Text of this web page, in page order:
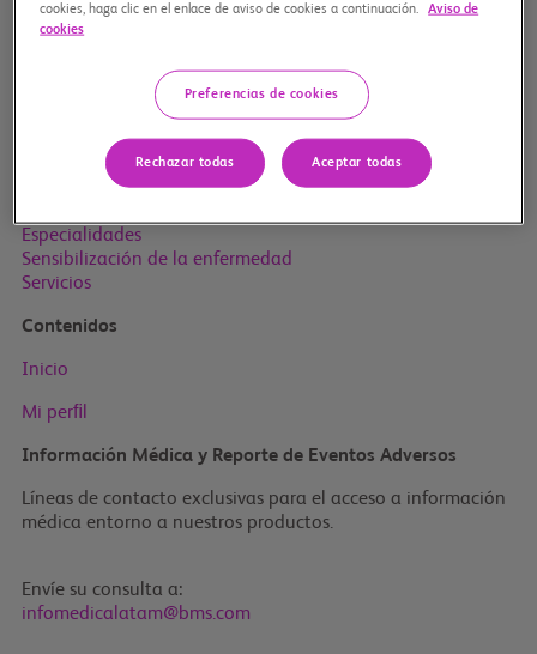
Preferencias de cookies
Mapa del sitio
Especialidades
Sensibilización de la enfermedad
Servicios
Contenidos
Inicio
Mi perﬁl
Información Médica y Reporte de Eventos Adversos
Líneas de contacto exclusivas para el acceso a información
médica entorno a nuestros productos.
Envíe su consulta a:
infomedicalatam@bms.com
cookies, haga clic en el enlace de aviso de cookies a continuación.
Aviso de
cookies
Preferencias de cookies
Rechazar todas Aceptar todas